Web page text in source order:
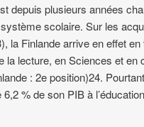
depuis plusieurs années
système scolaire. Sur les
la Finlande arrive en effet
la lecture, en Sciences et en
: 2e position)24.
% de son PIB à